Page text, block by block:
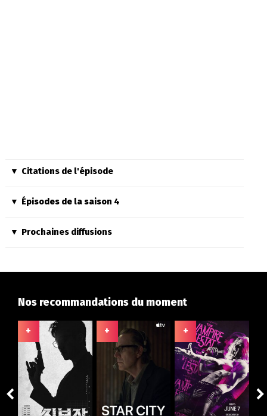
Citations de l'épisode
Épisodes de la saison 4
Prochaines diffusions
Nos recommandations du moment
+ + +